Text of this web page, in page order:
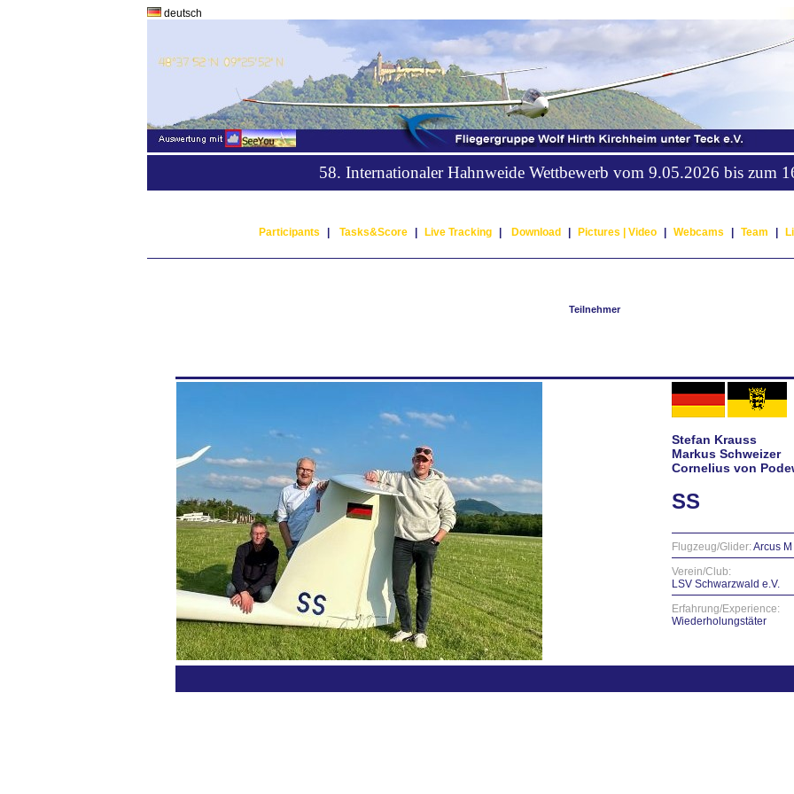
deutsch
58. Internationaler Hahnweide Wettbewerb vom 9.05.2026 bis zum
Participants Tasks&Score Live Tracking Download Pictures | Video Webcams Team
Teilnehmer
Stefan Krauss
Markus Schweizer
Cornelius von
SS
Flugzeug/Glider:Arcus M
Verein/Club:
LSV Schwarzwald e.V.
Erfahrung/Experience:
Wiederholungstäter